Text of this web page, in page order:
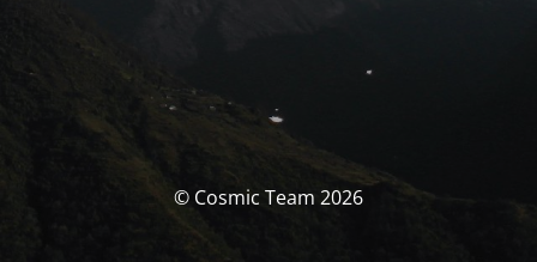
© Cosmic Team 2026